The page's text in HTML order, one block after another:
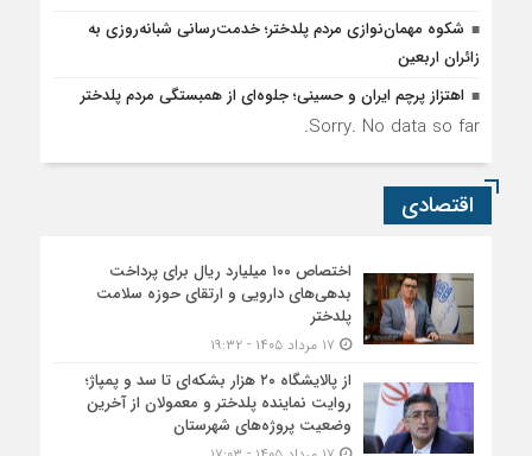
شکوه مهمان‌نوازی مردم پلدختر؛ خدمت‌رسانی شبانه‌روزی به
زائران اربعین
اهتزاز پرچم ایران و حسینی؛ جلوه‌ای از همبستگی مردم پلدختر
Sorry. No data so far.
اقتصادی
اختصاص ۱۰۰ میلیارد ریال برای پرداخت
بدهی‌های دارویی و ارتقای حوزه سلامت
پلدختر
از پالایشگاه ۲۰ هزار بشکه‌ای تا سد و پمپاژ؛
روایت نماینده پلدختر و معمولان از آخرین
وضعیت پروژه‌های شهرستان